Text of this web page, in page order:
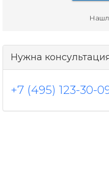
Нужна
+7 (495) 123-30-